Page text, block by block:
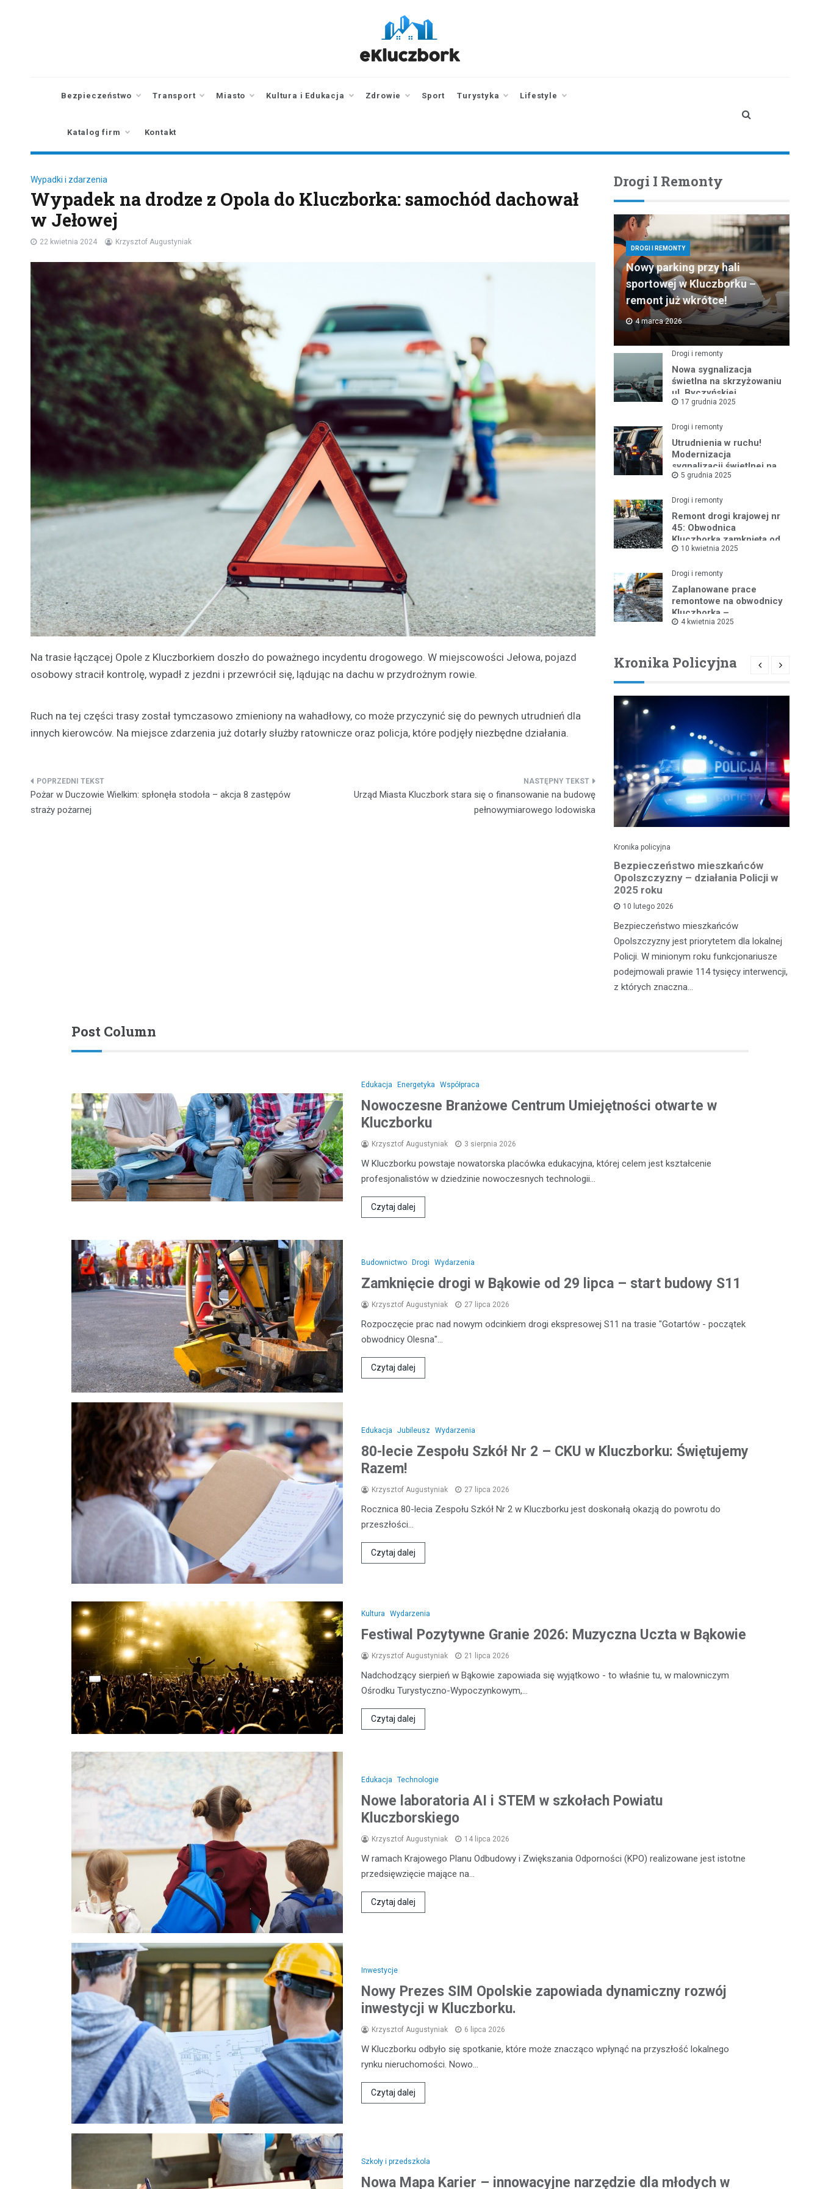
online
Bezpieczeństwo Transport Miasto Kultura i Edukacja Zdrowie Sport Turystyka Lifestyle
Katalog firm Kontakt
Wypadki i zdarzenia
Wypadek na drodze z Opola do Kluczborka: samochód dachował
w Jełowej
22 kwietnia 2024 Krzysztof Augustyniak
Na trasie łączącej Opole z Kluczborkiem doszło do poważnego incydentu drogowego. W miejscowości Jełowa, pojazd
osobowy stracił kontrolę, wypadł z jezdni i przewrócił się, lądując na dachu w przydrożnym rowie.
Ruch na tej części trasy został tymczasowo zmieniony na wahadłowy, co może przyczynić się do pewnych utrudnień dla
innych kierowców. Na miejsce zdarzenia już dotarły służby ratownicze oraz policja, które podjęły niezbędne działania.
Nawigacja
wpisu
Pożar w Duczowie Wielkim: spłonęła stodoła – akcja 8 zastępów
straży pożarnej
Urząd Miasta Kluczbork stara się o finansowanie na budowę
pełnowymiarowego lodowiska
Drogi I Remonty
DROGI I REMONTY
Nowy parking przy hali
sportowej w Kluczborku –
remont już wkrótce!
4 marca 2026
Drogi i remonty
Nowa sygnalizacja
świetlna na skrzyżowaniu
ul. Byczyńskiej,
Słowackiego i Kołłątaja
17 grudnia 2025
Drogi i remonty
Utrudnienia w ruchu!
Modernizacja
sygnalizacji świetlnej na
ul. Byczyńskiej
5 grudnia 2025
Drogi i remonty
Remont drogi krajowej nr
45: Obwodnica
Kluczborka zamknięta od
9 kwietnia do 25 sierpnia
10 kwietnia 2025
Drogi i remonty
Zaplanowane prace
remontowe na obwodnicy
Kluczborka –
wprowadzenie
4 kwietnia 2025
Kronika Policyjna
Kronika policyjna
Bezpieczeństwo mieszkańców
Opolszczyzny – działania Policji w
2025 roku
10 lutego 2026
Bezpieczeństwo mieszkańców
Opolszczyzny jest priorytetem dla lokalnej
Policji. W minionym roku funkcjonariusze
podejmowali prawie 114 tysięcy interwencji,
z których znaczna…
Post Column
Edukacja Energetyka Współpraca
Nowoczesne Branżowe Centrum Umiejętności otwarte w
Kluczborku
Krzysztof Augustyniak 3 sierpnia 2026
W Kluczborku powstaje nowatorska placówka edukacyjna, której celem jest kształcenie
profesjonalistów w dziedzinie nowoczesnych technologii…
Czytaj dalej
Budownictwo Drogi Wydarzenia
Zamknięcie drogi w Bąkowie od 29 lipca – start budowy S11
Krzysztof Augustyniak 27 lipca 2026
Rozpoczęcie prac nad nowym odcinkiem drogi ekspresowej S11 na trasie "Gotartów - początek
obwodnicy Olesna"…
Czytaj dalej
Edukacja Jubileusz Wydarzenia
80-lecie Zespołu Szkół Nr 2 – CKU w Kluczborku: Świętujemy
Razem!
Krzysztof Augustyniak 27 lipca 2026
Rocznica 80-lecia Zespołu Szkół Nr 2 w Kluczborku jest doskonałą okazją do powrotu do
przeszłości…
Czytaj dalej
Kultura Wydarzenia
Festiwal Pozytywne Granie 2026: Muzyczna Uczta w Bąkowie
Krzysztof Augustyniak 21 lipca 2026
Nadchodzący sierpień w Bąkowie zapowiada się wyjątkowo - to właśnie tu, w malowniczym
Ośrodku Turystyczno-Wypoczynkowym,…
Czytaj dalej
Edukacja Technologie
Nowe laboratoria AI i STEM w szkołach Powiatu
Kluczborskiego
Krzysztof Augustyniak 14 lipca 2026
W ramach Krajowego Planu Odbudowy i Zwiększania Odporności (KPO) realizowane jest istotne
przedsięwzięcie mające na…
Czytaj dalej
Inwestycje
Nowy Prezes SIM Opolskie zapowiada dynamiczny rozwój
inwestycji w Kluczborku.
Krzysztof Augustyniak 6 lipca 2026
W Kluczborku odbyło się spotkanie, które może znacząco wpłynąć na przyszłość lokalnego
rynku nieruchomości. Nowo…
Czytaj dalej
Szkoły i przedszkola
Nowa Mapa Karier – innowacyjne narzędzie dla młodych w